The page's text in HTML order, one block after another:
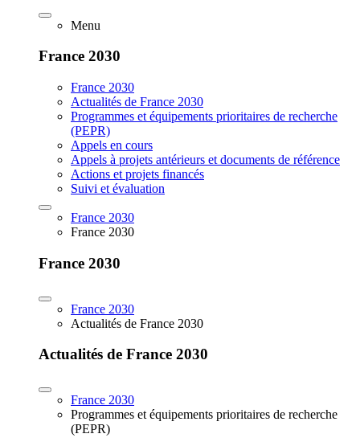
Menu
France 2030
France 2030
Actualités de France 2030
Programmes et équipements prioritaires de recherche
(PEPR)
Appels en cours
Appels à projets antérieurs et documents de référence
Actions et projets financés
Suivi et évaluation
France 2030
France 2030
France 2030
France 2030
Actualités de France 2030
Actualités de France 2030
France 2030
Programmes et équipements prioritaires de recherche
(PEPR)